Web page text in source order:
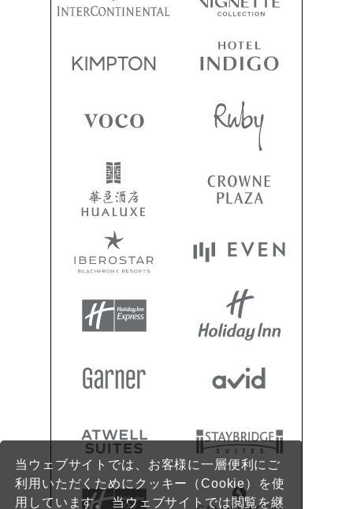
当ウェブサイトでは、お客様に一層便利にご
利用いただくためにクッキー（Cookie）を使
用しています。 当ウェブサイトでは閲覧を継